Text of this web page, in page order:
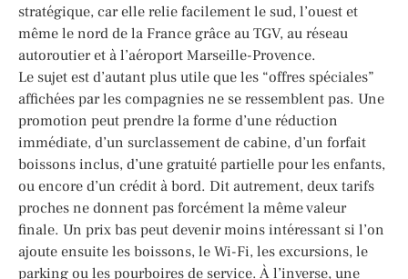
stratégique, car elle relie facilement le sud, l’ouest et
même le nord de la France grâce au TGV, au réseau
autoroutier et à l’aéroport Marseille-Provence.
Le sujet est d’autant plus utile que les “offres spéciales”
affichées par les compagnies ne se ressemblent pas. Une
promotion peut prendre la forme d’une réduction
immédiate, d’un surclassement de cabine, d’un forfait
boissons inclus, d’une gratuité partielle pour les enfants,
ou encore d’un crédit à bord. Dit autrement, deux tarifs
proches ne donnent pas forcément la même valeur
finale. Un prix bas peut devenir moins intéressant si l’on
ajoute ensuite les boissons, le Wi-Fi, les excursions, le
parking ou les pourboires de service. À l’inverse, une